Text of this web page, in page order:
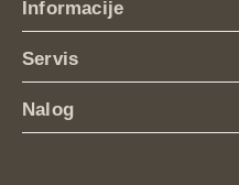
prave
između
Informacije
Servis
Nalog